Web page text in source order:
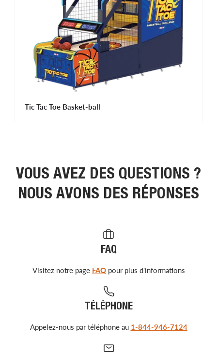
Tic Tac Toe Basket-ball
VOUS AVEZ DES QUESTIONS ?
NOUS AVONS DES RÉPONSES
FAQ
Visitez notre page FAQpour plus d'informations
TÉLÉPHONE
Appelez-nous par téléphone au 1-844-946-7124